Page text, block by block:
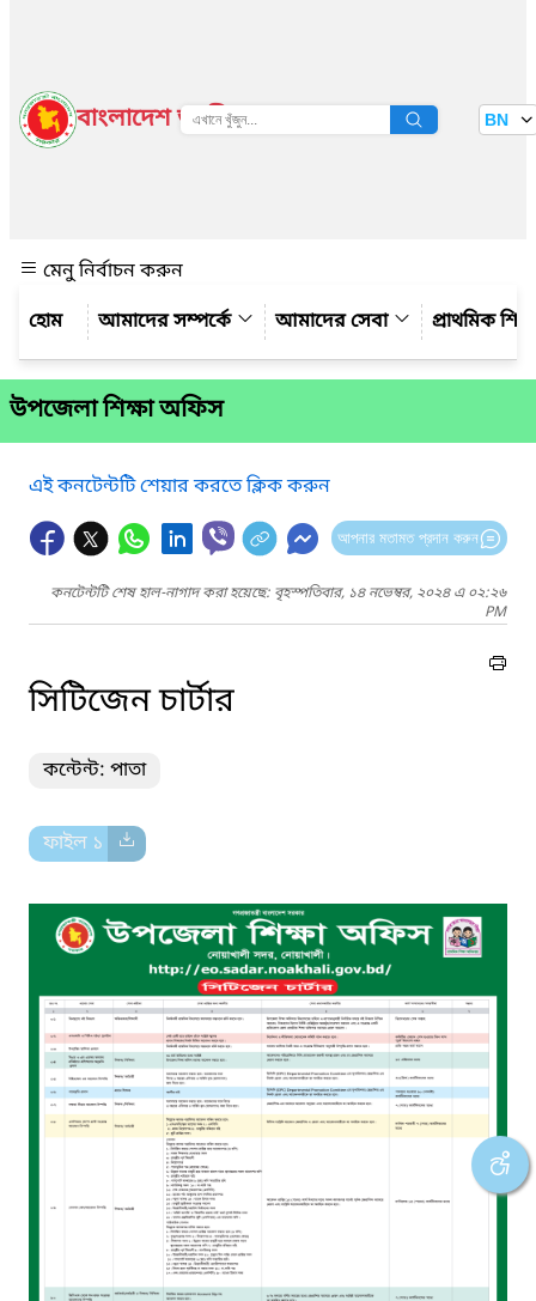
বাংলাদেশ জাতীয় তথ্য বাতায়ন BN
মেনু নির্বাচন করুন
আমাদের সম্পর্কে
আমাদের সেবা প্রাথমিক
উপজেলা শিক্ষা অফিস
এই কনটেন্টটি শেয়ার করতে ক্লিক করুন
আপনার মতামত প্রদান করুন
কনটেন্টটি শেষ হাল-নাগাদ করা হয়েছে: বৃহস্পতিবার, ১৪ নভেম্বর, ২০২৪ এ ০২:২৬
PM
সিটিজেন চার্টার
কন্টেন্ট: পাতা
ফাইল ১